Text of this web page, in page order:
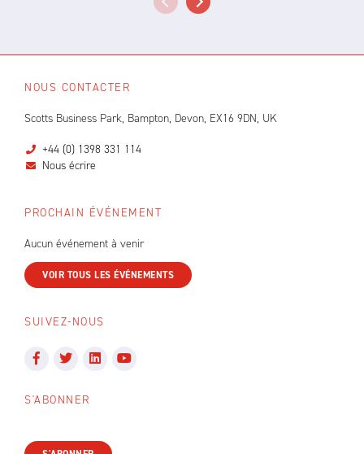
NOUS CONTACTER
Scotts Business Park, Bampton, Devon, EX16 9DN, UK
+44 (0) 1398 331 114
Nous écrire
PROCHAIN ÉVÉNEMENT
Aucun événement à venir
VOIR TOUS LES ÉVÉNEMENTS
SUIVEZ-NOUS
S'ABONNER